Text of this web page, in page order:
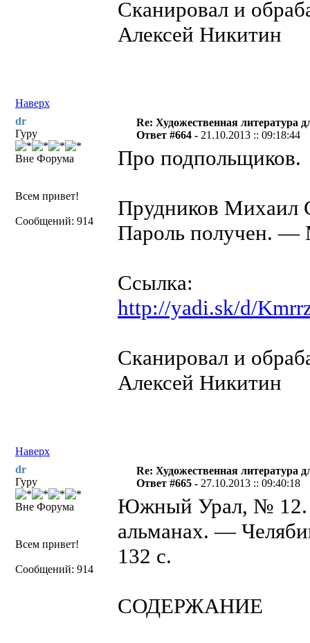
Сканировал и
Алексей Никитин
Наверх
dr
Гуру
Вне Форума
Всем привет!
Сообщений: 914
Re: Художественная литература
Ответ #664 - 21.10.2013 :: 09:18:44
Про подпольщиков.
Прудников Михаил
Пароль получен. —
Ссылка:
http://yadi.sk/d/
Сканировал и
Алексей Никитин
Наверх
dr
Гуру
Вне Форума
Всем привет!
Сообщений: 914
Re: Художественная литература
Ответ #665 - 27.10.2013 :: 09:40:18
Южный Урал, № 12.
альманах. —
132 с.
СОДЕРЖАНИЕ